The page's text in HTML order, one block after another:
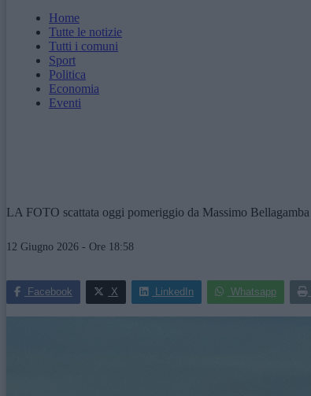
Home
Tutte le notizie
Tutti i comuni
Sport
Politica
Economia
Eventi
LA FOTO scattata oggi pomeriggio da Massimo Bellagamba
12 Giugno 2026 - Ore 18:58
Facebook X LinkedIn Whatsapp